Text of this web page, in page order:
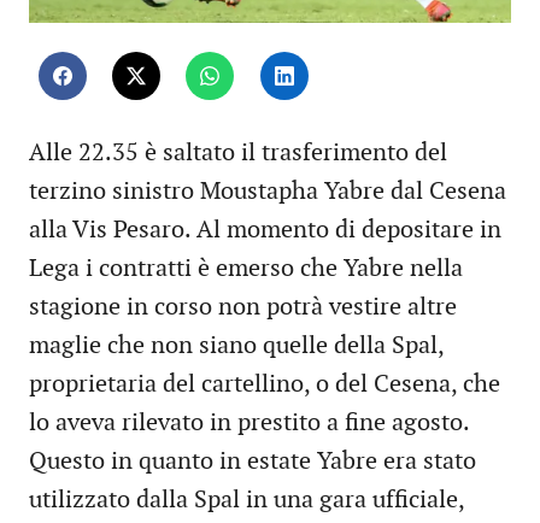
Alle 22.35 è saltato il trasferimento del
terzino sinistro Moustapha Yabre dal Cesena
alla Vis Pesaro. Al momento di depositare in
Lega i contratti è emerso che Yabre nella
stagione in corso non potrà vestire altre
maglie che non siano quelle della Spal,
proprietaria del cartellino, o del Cesena, che
lo aveva rilevato in prestito a fine agosto.
Questo in quanto in estate Yabre era stato
utilizzato dalla Spal in una gara ufficiale,